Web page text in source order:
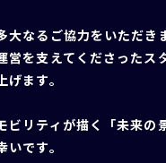
大なるご協力をいただき
営を支えてくださったス
ます。
ビリティが描く「未来の
です。